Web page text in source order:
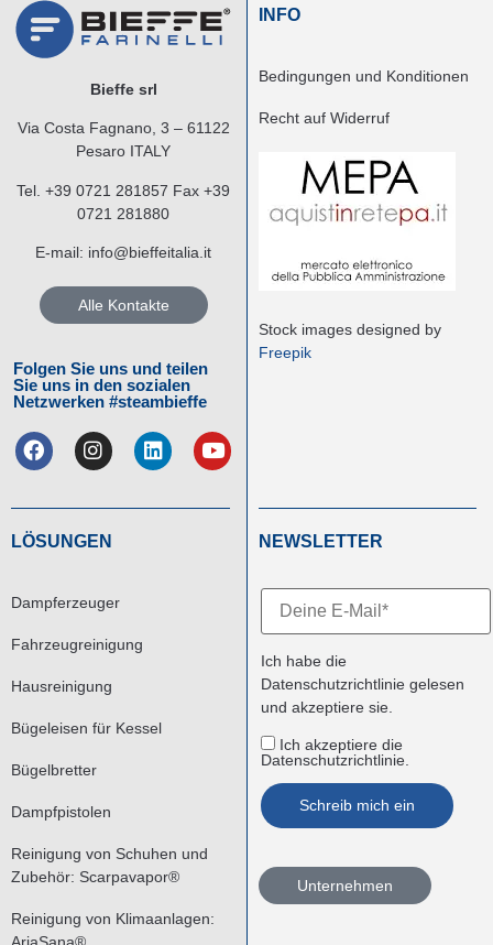
Bieffe srl
Via Costa Fagnano, 3 – 61122
Pesaro ITALY
Tel. +39 0721 281857 Fax +39
0721 281880
E-mail: info@bieffeitalia.it
Alle Kontakte
Folgen Sie uns und teilen
Sie uns in den sozialen
Netzwerken #steambieffe
INFO
Bedingungen und Konditionen
Recht auf Widerruf
Stock images designed by
Freepik
LÖSUNGEN
Dampferzeuger
Fahrzeugreinigung
Hausreinigung
Bügeleisen für Kessel
Bügelbretter
Dampfpistolen
Reinigung von Schuhen und
Zubehör: Scarpavapor®
Reinigung von Klimaanlagen:
AriaSana®
NEWSLETTER
Ich habe die
Datenschutzrichtlinie gelesen
und akzeptiere sie.
Ich akzeptiere die
Datenschutzrichtlinie.
Unternehmen